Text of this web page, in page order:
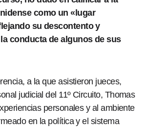
como un «lugar
su descontento y
conducta de algunos de sus
a la que asistieron jueces,
judicial del 11º Circuito, Thomas
personales y al ambiente
en la política y el sistema